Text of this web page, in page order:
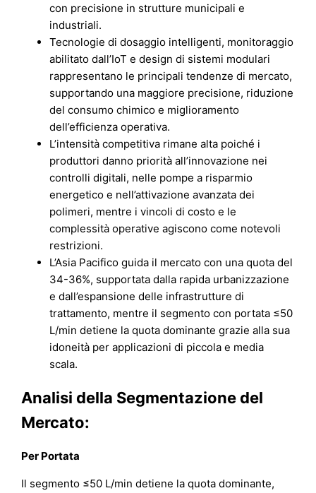
con precisione in strutture municipali e
industriali.
Tecnologie di dosaggio intelligenti, monitoraggio
abilitato dall’IoT e design di sistemi modulari
rappresentano le principali tendenze di mercato,
supportando una maggiore precisione, riduzione
del consumo chimico e miglioramento
dell’efficienza operativa.
L’intensità competitiva rimane alta poiché i
produttori danno priorità all’innovazione nei
controlli digitali, nelle pompe a risparmio
energetico e nell’attivazione avanzata dei
polimeri, mentre i vincoli di costo e le
complessità operative agiscono come notevoli
restrizioni.
L’Asia Pacifico guida il mercato con una quota del
34-36%, supportata dalla rapida urbanizzazione
e dall’espansione delle infrastrutture di
trattamento, mentre il segmento con portata ≤50
L/min detiene la quota dominante grazie alla sua
idoneità per applicazioni di piccola e media
scala.
Analisi della Segmentazione del
Mercato:
Per Portata
Il segmento ≤50 L/min detiene la quota dominante,